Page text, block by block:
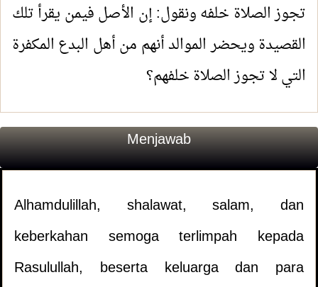
تجوز الصلاة خلفه ونقول: إن الأصل فيمن يقرأ تلك
القصيدة ويحضر الموالد أنهم من أهل البدع المكفرة
التي لا تجوز الصلاة خلفهم؟
Menjawab
Alhamdulillah, shalawat, salam, dan
keberkahan semoga terlimpah kepada
Rasulullah, beserta keluarga dan para